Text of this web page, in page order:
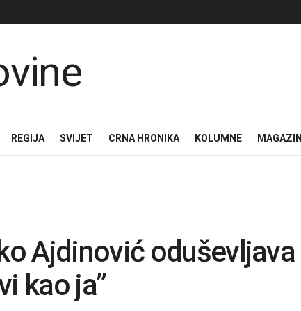
REGIJA SVIJET CRNA HRONIKA KOLUMNE MAGAZIN
Ajdinović oduševljava
kao ja”